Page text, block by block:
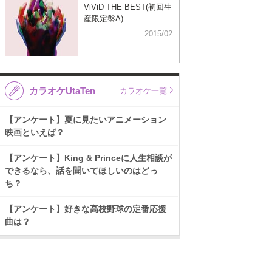
ViViD THE BEST(初回生
産限定盤A)
2015/02
カラオケUtaTen カラオケ一覧
【アンケート】夏に見たいアニメーション
映画といえば？
【アンケート】King & Princeに人生相談が
できるなら、話を聞いてほしいのはどっ
ち？
【アンケート】好きな高校野球の定番応援
曲は？